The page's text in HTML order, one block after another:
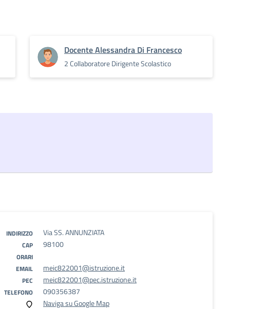
Docente Alessandra Di Francesco
2 Collaboratore Dirigente Scolastico
INDIRIZZO Via SS. ANNUNZIATA
CAP 98100
ORARI
EMAIL
meic822001@istruzione.it
PEC meic822001@pec.istruzione.it
TELEFONO
090356387
Naviga su Google Map